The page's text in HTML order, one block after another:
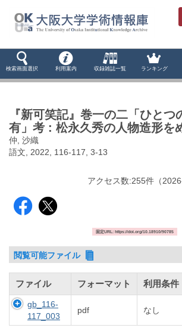
検索画面選択 利用案内 収録雑誌一覧 ランキング
『新可笑記』巻一の二「ひとつ
有」考 : 松永久秀の人物造形を
仲, 沙織
語文, 2022, 116-117, 3-13
アクセス数:255件 （
固定URL: https://doi.org/10.18910/90785
閲覧可能ファイル
ファイル フォーマット 利用条件
gb_116-
117_003
pdf なし